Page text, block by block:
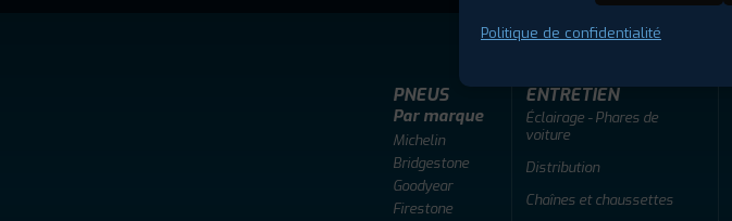
PNEUS
Par marque
Michelin
Bridgestone
Goodyear
Firestone
ENTRETIEN
Éclairage - Phares de
voiture
Distribution
Chaînes et chaussettes
Politique de confidentialité